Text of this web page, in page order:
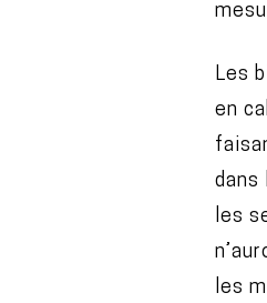
Les
en
dans
les
les